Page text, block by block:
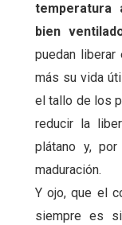
bien
puedan
más su vida
el tallo de los
reducir la
plátano y,
maduración.
Y ojo, que el
siempre es